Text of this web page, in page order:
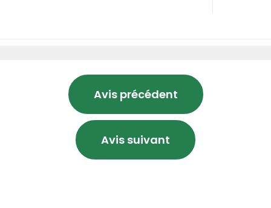
Avis précédent
Avis suivant